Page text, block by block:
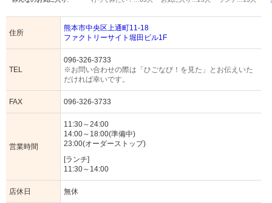
住所
熊本市中央区上通町11-18
ファクトリーサイト堀田ビル1F
TEL
096-326-3733
※お問い合わせの際は「ひごなび！を見た」とお伝えいた
だければ幸いです。
FAX 096-326-3733
営業時間
11:30～24:00
14:00～18:00(準備中)
23:00(オーダーストップ)
[ランチ]
11:30～14:00
店休日 無休